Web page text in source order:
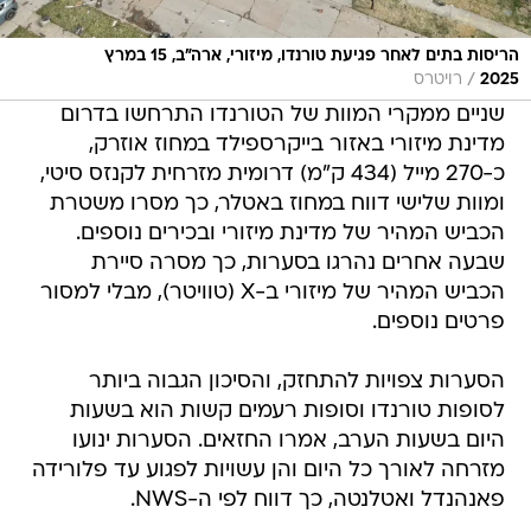
הריסות בתים לאחר פגיעת טורנדו, מיזורי, ארה"ב, 15 במרץ
2025
/ רויטרס
שניים ממקרי המוות של הטורנדו התרחשו בדרום
מדינת מיזורי באזור בייקרספילד במחוז אוזרק,
כ-270 מייל (434 ק"מ) דרומית מזרחית לקנזס סיטי,
ומוות שלישי דווח במחוז באטלר, כך מסרו משטרת
הכביש המהיר של מדינת מיזורי ובכירים נוספים.
שבעה אחרים נהרגו בסערות, כך מסרה סיירת
הכביש המהיר של מיזורי ב-X (טוויטר), מבלי למסור
פרטים נוספים.
הסערות צפויות להתחזק, והסיכון הגבוה ביותר
לסופות טורנדו וסופות רעמים קשות הוא בשעות
היום בשעות הערב, אמרו החזאים. הסערות ינועו
מזרחה לאורך כל היום והן עשויות לפגוע עד פלורידה
פאנהנדל ואטלנטה, כך דווח לפי ה-NWS.